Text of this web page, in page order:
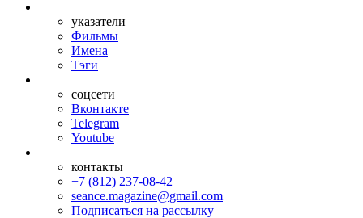
указатели
Фильмы
Имена
Тэги
соцсети
Вконтакте
Telegram
Youtube
контакты
+7 (812) 237-08-42
seance.magazine@gmail.com
Подписаться на рассылку